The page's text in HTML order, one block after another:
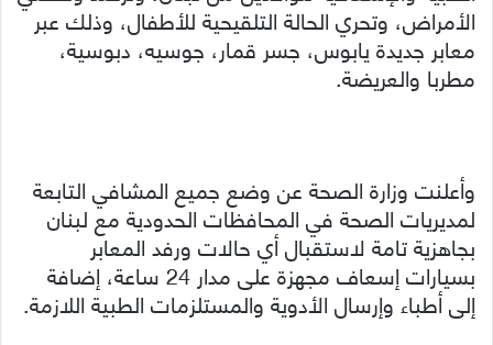
الأمراض، وتحري الحالة التلقيحية للأطفال، وذلك عبر
معابر جديدة يابوس، جسر قمار، جوسيه، دبوسية،
مطربا والعريضة.
وأعلنت وزارة الصحة عن وضع جميع المشافي التابعة
لمديريات الصحة في المحافظات الحدودية مع لبنان
بجاهزية تامة لاستقبال أي حالات ورفد المعابر
بسيارات إسعاف مجهزة على مدار 24 ساعة، إضافة
إلى أطباء وإرسال الأدوية والمستلزمات الطبية اللازمة.